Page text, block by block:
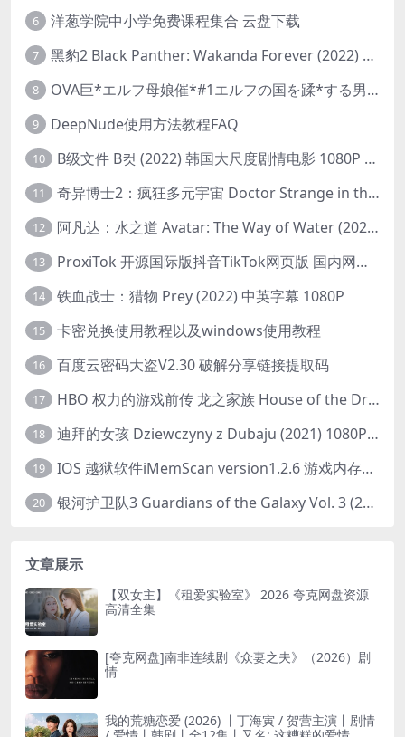
6 洋葱学院中小学免费课程集合 云盘下载
7 黑豹2 Black Panther: Wakanda Forever (2022) 高清版
8 OVA巨*エルフ母娘催*#1エルフの国を蹂*する男。汚された女王と姫
9 DeepNude使用方法教程FAQ
10 B级文件 B컷 (2022) 韩国大尺度剧情电影 1080P 中字
11 奇异博士2：疯狂多元宇宙 Doctor Strange in the Multiverse of Madness (2022) 高清版1080p
12 阿凡达：水之道 Avatar: The Way of Water (2022) 1080p 2k 4k 中文字幕
13 ProxiTok 开源国际版抖音TikTok网页版 国内网络直连
14 铁血战士：猎物 Prey (2022) 中英字幕 1080P
15 卡密兑换使用教程以及windows使用教程
16 百度云密码大盗V2.30 破解分享链接提取码
17 HBO 权力的游戏前传 龙之家族 House of the Dragon (2022) 中字 1080P 更新4集
18 迪拜的女孩 Dziewczyny z Dubaju (2021) 1080P 中字
19 IOS 越狱软件iMemScan version1.2.6 游戏内存修改器
20 银河护卫队3 Guardians of the Galaxy Vol. 3 (2023)4K高清资源1080p只分享精品
文章展示
【双女主】《租爱实验室》 2026 夸克网盘资源
高清全集
[夸克网盘]南非连续剧《众妻之夫》（2026）剧
情
我的荒糖恋爱 (2026) 丨丁海寅 / 贺营主演丨剧情